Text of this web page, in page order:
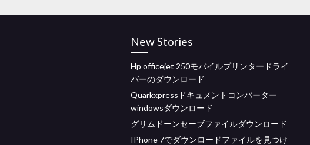
New Stories
Hp officejet 250モバイルプリンタードライ
バーのダウンロード
Quarkxpressドキュメントコンバーター
windowsダウンロード
グリムドーンセーブファイルダウンロード
IPhone 7でダウンロードファイルを見つけ